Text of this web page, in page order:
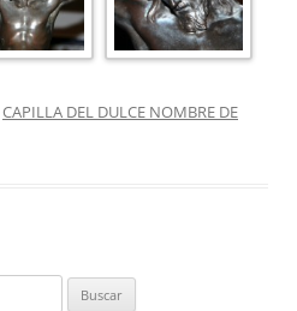
CAPILLA DEL DULCE NOMBRE DE